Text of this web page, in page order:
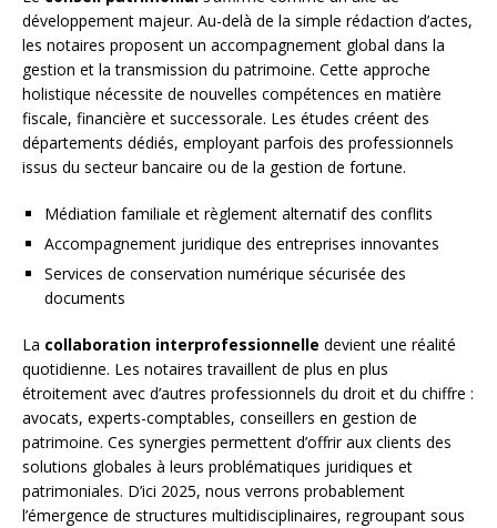
développement majeur. Au-delà de la simple rédaction d’actes,
les notaires proposent un accompagnement global dans la
gestion et la transmission du patrimoine. Cette approche
holistique nécessite de nouvelles compétences en matière
fiscale, financière et successorale. Les études créent des
départements dédiés, employant parfois des professionnels
issus du secteur bancaire ou de la gestion de fortune.
Médiation familiale et règlement alternatif des conflits
Accompagnement juridique des entreprises innovantes
Services de conservation numérique sécurisée des
documents
La collaboration interprofessionnelle devient une réalité
quotidienne. Les notaires travaillent de plus en plus
étroitement avec d’autres professionnels du droit et du chiffre :
avocats, experts-comptables, conseillers en gestion de
patrimoine. Ces synergies permettent d’offrir aux clients des
solutions globales à leurs problématiques juridiques et
patrimoniales. D’ici 2025, nous verrons probablement
l’émergence de structures multidisciplinaires, regroupant sous